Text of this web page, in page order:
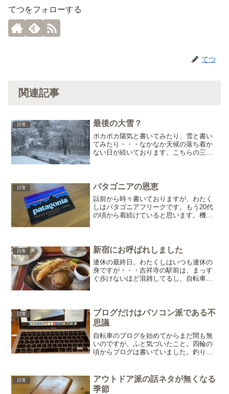
てつをフォローする
てつ
関連記事
日常 最後の大雪？
ポカポカ陽気と書いてみたり、雪と書い
てみたり・・・なかなか天候の落ち着か
ない日が続いております。こちらの三寒
た。犬の散歩も快適！風...
日常 パタゴニアの恩恵
以前から時々書いておりますが、わたく
しはパタゴニアフリークです。もう20代
の頃から着続けていると思います。機能
ニアの恩恵を更に感じてい...
日常 新宿にお呼ばれしました
連休の最終日。わたくしはいつも連休の
身ですが・・・吉祥寺の駅前は、まっす
ぐ歩けないほど混雑してるし、自転車は
社にいた時に付き合...
日常
ブログだけはパソコン派である不
思議
自転車のブログを始めてからまだ間も無
いのですが、ふと気づいたこと。四輪の
頃からブログは書いていました。釣りの
やめてしまったので、書くネタがすっか
り無くなってしまいま...
日常
アウトドア派の話ネタが無くなる
季節